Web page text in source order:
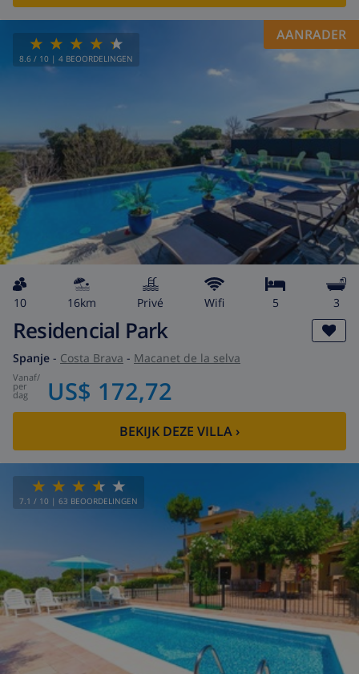
8.6 / 10 | 4 BEOORDELINGEN
AANRADER
10 16km privé wifi 5 3
Residencial Park
Spanje - Costa Brava - Macanet de la selva
vanaf/
per
dag US$ 172,72
BEKIJK DEZE VILLA ›
7.1 / 10 | 63 BEOORDELINGEN